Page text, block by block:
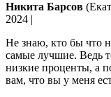
Никита Барсов
2024 |
Не знаю, кто бы что
самые лучшие. Ведь
низкие проценты, а
вам, что вы у меня